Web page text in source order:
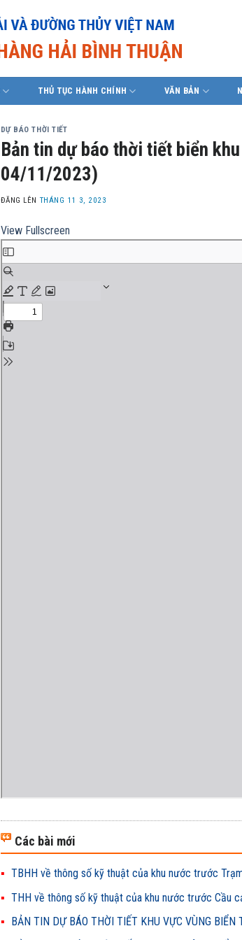
THỦ TỤC HÀNH CHÍNH VĂN BẢN
DỰ BÁO THỜI TIẾT
Bản tin dự báo thời tiết biển
04/11/2023)
ĐĂNG LÊN THÁNG 11 3, 2023
View Fullscreen
Các bài mới
TBHH về thông số kỹ thuật của khu nước trước
THH về thông số kỹ thuật của khu nước trước Cầu
BẢN TIN DỰ BÁO THỜI TIẾT KHU VỰC VÙNG